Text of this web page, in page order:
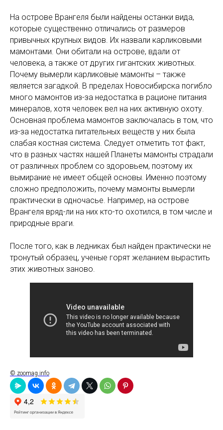
На острове Врангеля были найдены останки вида,
которые существенно отличались от размеров
привычных крупных видов. Их назвали карликовыми
мамонтами. Они обитали на острове, вдали от
человека, а также от других гигантских животных.
Почему вымерли карликовые мамонты – также
является загадкой. В пределах Новосибирска погибло
много мамонтов из-за недостатка в рационе питания
минералов, хотя человек вел на них активную охоту.
Основная проблема мамонтов заключалась в том, что
из-за недостатка питательных веществ у них была
слабая костная система. Следует отметить тот факт,
что в разных частях нашей Планеты мамонты страдали
от различных проблем со здоровьем, поэтому их
вымирание не имеет общей основы. Именно поэтому
сложно предположить, почему мамонты вымерли
практически в одночасье. Например, на острове
Врангеля вряд-ли на них кто-то охотился, в том числе и
природные враги.
После того, как в ледниках был найден практически не
тронутый образец, ученые горят желанием вырастить
этих животных заново.
© zoomag.info